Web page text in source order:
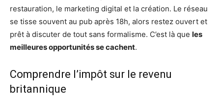
restauration, le marketing digital et la création. Le réseau
se tisse souvent au pub après 18h, alors restez ouvert et
prêt à discuter de tout sans formalisme. C’est là que les
meilleures opportunités se cachent.
Comprendre l’impôt sur le revenu
britannique